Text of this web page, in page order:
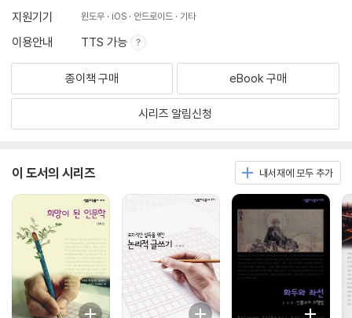
지원기기
윈도우 iOS 안드로이드 기타
이용안내 TTS 가능
종이책 구매 eBook 구매
시리즈 알림신청
이 도서의 시리즈 내서재에 모두 추가